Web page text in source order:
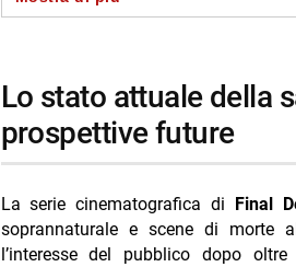
-- segni evidenti verso un sequel
-- chi potrebbe tornare sul grande
- personaggi con maggiore probabilità
-- un format riconoscibile ma rinnovato?
-- Scopri di più da Jump the shark
lo stato attuale della saga di final destination e le
prospettive future
La serie cinematografica di Final
soprannaturale e scene di morte
l’interesse del pubblico dopo